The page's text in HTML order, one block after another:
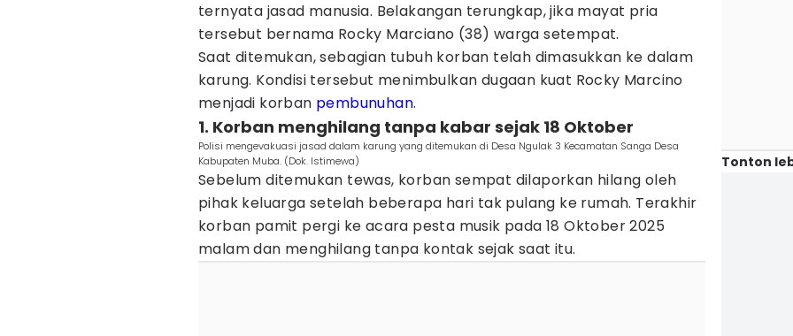
ternyata jasad manusia. Belakangan terungkap, jika mayat pria
tersebut bernama Rocky Marciano (38) warga setempat.
Saat ditemukan, sebagian tubuh korban telah dimasukkan ke dalam
karung. Kondisi tersebut menimbulkan dugaan kuat Rocky Marcino
menjadi korban pembunuhan.
1. Korban menghilang tanpa kabar sejak 18 Oktober
Polisi mengevakuasi jasad dalam karung yang ditemukan di Desa Ngulak 3 Kecamatan Sanga Desa
Kabupaten Muba. (Dok. Istimewa)
Sebelum ditemukan tewas, korban sempat dilaporkan hilang oleh
pihak keluarga setelah beberapa hari tak pulang ke rumah. Terakhir
korban pamit pergi ke acara pesta musik pada 18 Oktober 2025
malam dan menghilang tanpa kontak sejak saat itu.
Tonton